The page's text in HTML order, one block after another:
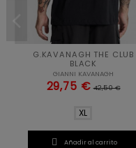
G.KAVANAGH THE CLUB
BLACK
GIANNI KAVANAGH
29,75 € 42,50 €
XL
 Añadir al carrito